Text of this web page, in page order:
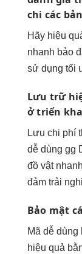
chi các bản
Hãy hiệu
nhanh bảo
sử dụng tối
Lưu trữ
ởtriển
Lưu chi phí
dễ dùng gg
đồ vật nhanh
đảm trải
Bảo mật
Mã dễ dùng
hiệu quả